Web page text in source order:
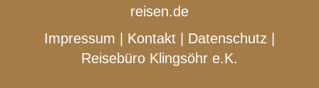
reisen.de
Impressum
Kontakt Datenschutz
Reisebüro Klingsöhr e.K.